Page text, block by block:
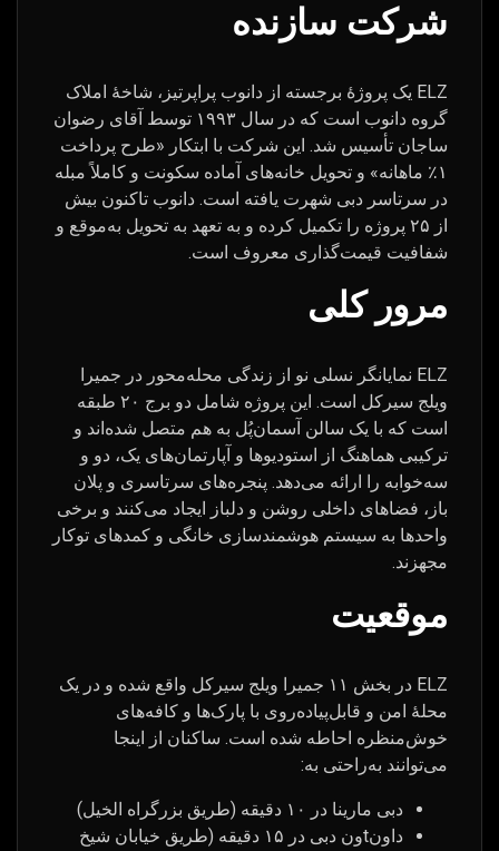
شرکت سازنده
ELZ یک پروژهٔ برجسته از دانوب پراپرتیز، شاخهٔ املاک
گروه دانوب است که در سال ۱۹۹۳ توسط آقای رضوان
ساجان تأسیس شد. این شرکت با ابتکار «طرح پرداخت
۱٪ ماهانه» و تحویل خانه‌های آماده سکونت و کاملاً مبله
در سرتاسر دبی شهرت یافته است. دانوب تاکنون بیش
از ۲۵ پروژه را تکمیل کرده و به تعهد به تحویل به‌موقع و
شفافیت قیمت‌گذاری معروف است.
مرور کلی
ELZ نمایانگر نسلی نو از زندگی محله‌محور در جمیرا
ویلج سیرکل است. این پروژه شامل دو برج ۲۰ طبقه
است که با یک سالن آسمان‌پُل به هم متصل شده‌اند و
ترکیبی هماهنگ از استودیوها و آپارتمان‌های یک، دو و
سه‌خوابه را ارائه می‌دهد. پنجره‌های سرتاسری و پلان
باز، فضاهای داخلی روشن و دلباز ایجاد می‌کنند و برخی
واحدها به سیستم هوشمندسازی خانگی و کمدهای توکار
مجهزند.
موقعیت
ELZ در بخش ۱۱ جمیرا ویلج سیرکل واقع شده و در یک
محلهٔ امن و قابل‌پیاده‌روی با پارک‌ها و کافه‌های
خوش‌منظره احاطه شده است. ساکنان از اینجا
می‌توانند به‌راحتی به:
دبی مارینا در ۱۰ دقیقه (طریق بزرگراه الخیل)
داون­tون دبی در ۱۵ دقیقه (طریق خیابان شیخ